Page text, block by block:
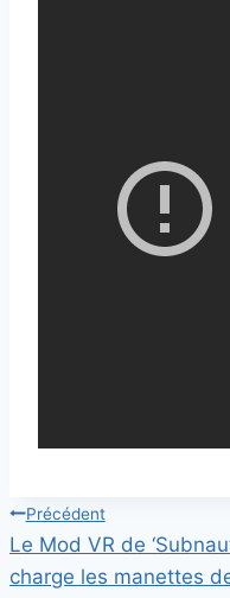
Navigation
de
Précédent
Le Mod VR de
charge les manettes